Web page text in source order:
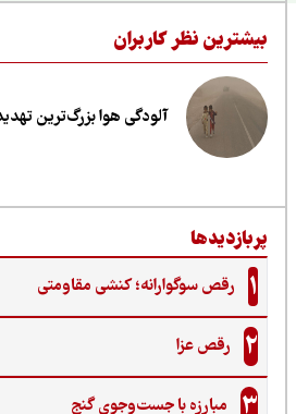
نظر کاربران
آلودگی هوا بزرگ‌ترین تهدید
رقص سوگوارانه؛ کنشی مقاومتی
رقص عزا
مبارزه با جست‌وجوی گنج‌